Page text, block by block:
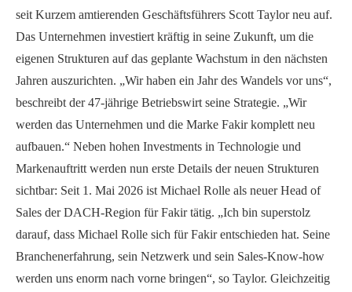
seit Kurzem amtierenden Geschäftsführers Scott Taylor neu auf.
Das Unternehmen investiert kräftig in seine Zukunft, um die
eigenen Strukturen auf das geplante Wachstum in den nächsten
Jahren auszurichten. „Wir haben ein Jahr des Wandels vor uns“,
beschreibt der 47-jährige Betriebswirt seine Strategie. „Wir
werden das Unternehmen und die Marke Fakir komplett neu
aufbauen.“ Neben hohen Investments in Technologie und
Markenauftritt werden nun erste Details der neuen Strukturen
sichtbar: Seit 1. Mai 2026 ist Michael Rolle als neuer Head of
Sales der DACH-Region für Fakir tätig. „Ich bin superstolz
darauf, dass Michael Rolle sich für Fakir entschieden hat. Seine
Branchenerfahrung, sein Netzwerk und sein Sales-Know-how
werden uns enorm nach vorne bringen“, so Taylor. Gleichzeitig